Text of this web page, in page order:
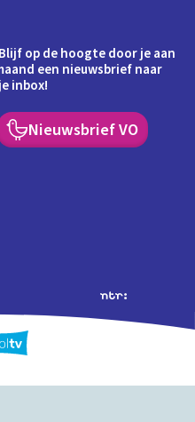
op de hoogte door je aan
een nieuwsbrief naar
inbox!
Nieuwsbrief VO